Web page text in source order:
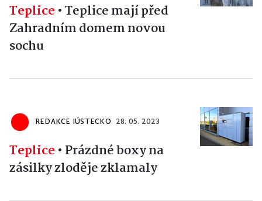
Teplice •Teplice mají před
Zahradním domem novou
sochu
REDAKCE IÚSTECKO 28. 05. 2023
Teplice • Prázdné boxy na
zásilky zloděje zklamaly